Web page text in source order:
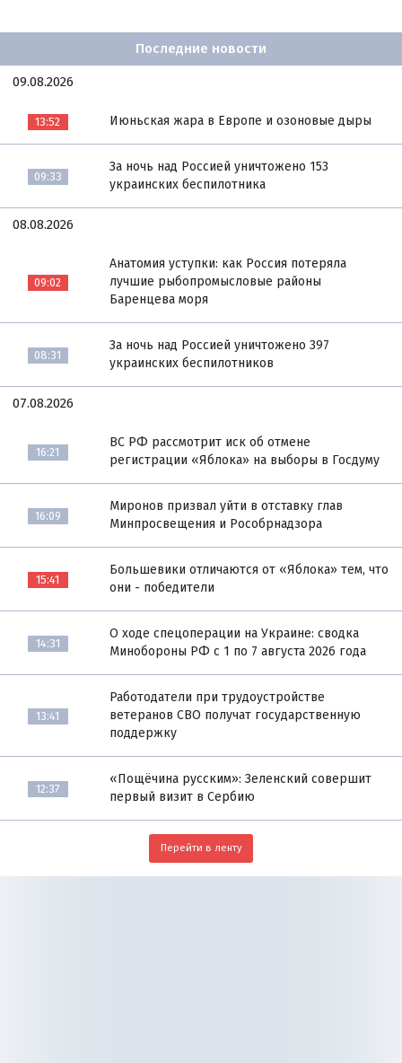
Последние новости
09.08.2026
13:52 Июньская жара в Европе и озоновые дыры
09:33
За ночь над Россией уничтожено 153
украинских беспилотника
08.08.2026
09:02
Анатомия уступки: как Россия потеряла
лучшие рыбопромысловые районы
Баренцева моря
08:31
За ночь над Россией уничтожено 397
украинских беспилотников
07.08.2026
16:21
ВС РФ рассмотрит иск об отмене
регистрации «Яблока» на выборы в Госдуму
16:09
Миронов призвал уйти в отставку глав
Минпросвещения и Рособрнадзора
15:41
Большевики отличаются от «Яблока» тем, что
они - победители
14:31
О ходе спецоперации на Украине: сводка
Минобороны РФ с 1 по 7 августа 2026 года
13:41
Работодатели при трудоустройстве
ветеранов СВО получат государственную
поддержку
12:37
«Пощёчина русским»: Зеленский совершит
первый визит в Сербию
Перейти в ленту